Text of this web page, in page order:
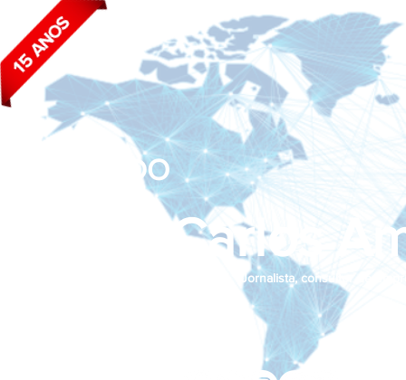
João Carlos
BLOG DO
Jornalista, consultor de